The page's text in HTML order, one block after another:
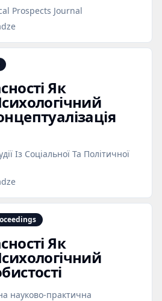
Prospects Journal
Як
Із Соціальної Та Політичної
Як
науково-практична